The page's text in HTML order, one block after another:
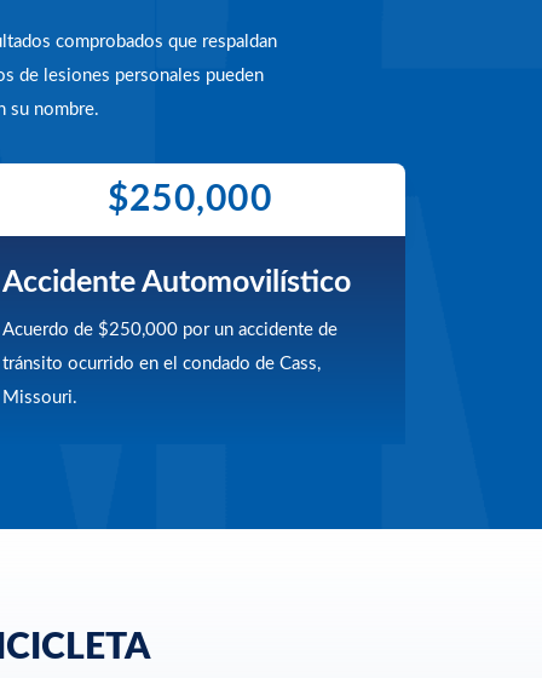
comprobados que respaldan
de lesiones personales pueden
su nombre.
$250,000
Accidente Automovilístico
Acuerdo de $250,000 por un accidente de
tránsito ocurrido en el condado de Cass,
Missouri.